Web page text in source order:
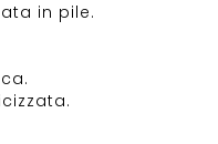
in pile.